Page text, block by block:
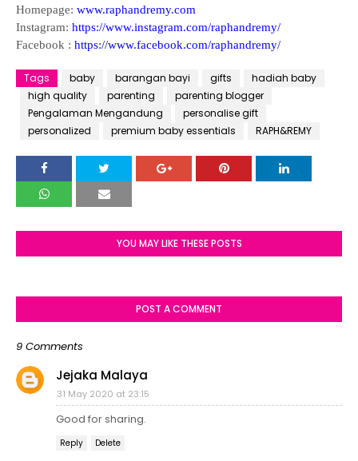
Homepage: www.raphandremy.com
Instagram: https://www.instagram.com/raphandremy/
Facebook : https://www.facebook.com/raphandremy/
Tags baby barangan bayi gifts
hadiah baby
high quality
parenting
parenting blogger
Pengalaman Mengandung
personalise gift
personalized
premium baby essentials RAPH&REMY
YOU MAY LIKE THESE POSTS
POST A COMMENT
9 Comments
Jejaka Malaya
31 May 2020 at 23:15
Good for sharing.
Reply Delete